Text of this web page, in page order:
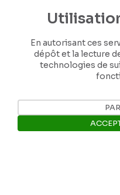
En autorisant ces
dépôt et la lecture
technologies de